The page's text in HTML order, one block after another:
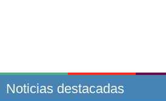
Noticias destacadas